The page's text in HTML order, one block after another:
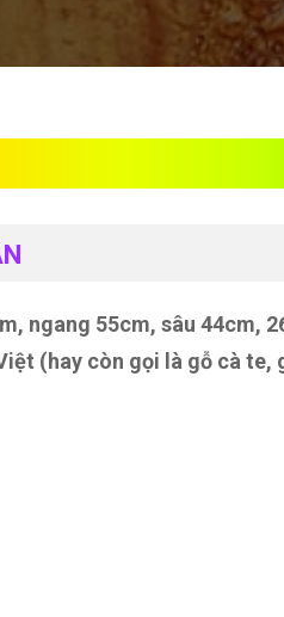
ngang 55cm, sâu 44cm,
(hay còn gọi là gỗ cà te,